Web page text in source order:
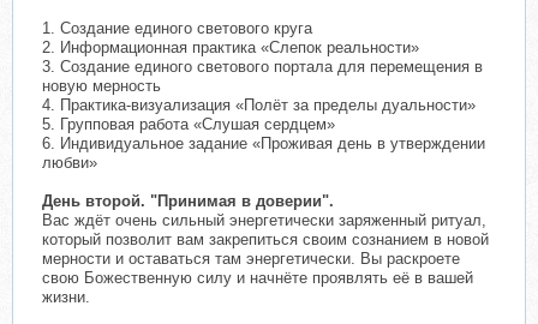
1. Создание единого светового круга
2. Информационная практика «Слепок реальности»
3. Создание единого светового портала для перемещения в
новую мерность
4. Практика-визуализация «Полёт за пределы дуальности»
5. Групповая работа «Слушая сердцем»
6. Индивидуальное задание «Проживая день в утверждении
любви»
День второй. "Принимая в доверии".
Вас ждёт очень сильный энергетически заряженный ритуал,
который позволит вам закрепиться своим сознанием в новой
мерности и оставаться там энергетически. Вы раскроете
свою Божественную силу и начнёте проявлять её в вашей
жизни.